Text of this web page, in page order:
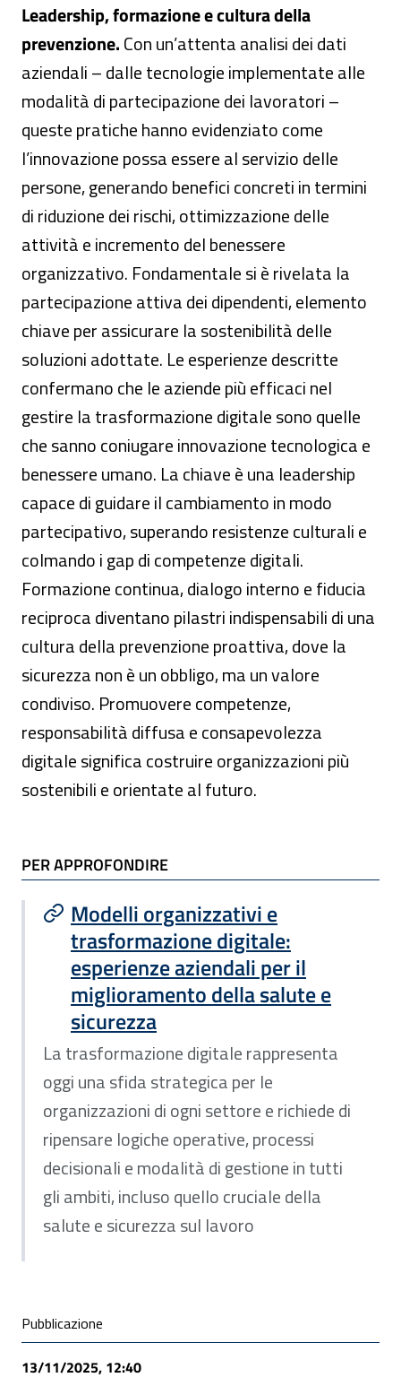
Leadership, formazione e cultura della
prevenzione.Con un’attenta analisi dei dati
aziendali – dalle tecnologie implementate alle
modalità di partecipazione dei lavoratori –
queste pratiche hanno evidenziato come
l’innovazione possa essere al servizio delle
persone, generando benefici concreti in termini
di riduzione dei rischi, ottimizzazione delle
attività e incremento del benessere
organizzativo. Fondamentale si è rivelata la
partecipazione attiva dei dipendenti, elemento
chiave per assicurare la sostenibilità delle
soluzioni adottate. Le esperienze descritte
confermano che le aziende più efficaci nel
gestire la trasformazione digitale sono quelle
che sanno coniugare innovazione tecnologica e
benessere umano. La chiave è una leadership
capace di guidare il cambiamento in modo
partecipativo, superando resistenze culturali e
colmando i gap di competenze digitali.
Formazione continua, dialogo interno e fiducia
reciproca diventano pilastri indispensabili di una
cultura della prevenzione proattiva, dove la
sicurezza non è un obbligo, ma un valore
condiviso. Promuovere competenze,
responsabilità diffusa e consapevolezza
digitale significa costruire organizzazioni più
sostenibili e orientate al futuro.
TI POTREBBE INTERESSARE
PER APPROFONDIRE
Modelli organizzativi e
trasformazione digitale:
esperienze aziendali per il
miglioramento della salute e
sicurezza
La trasformazione digitale rappresenta
oggi una sfida strategica per le
organizzazioni di ogni settore e richiede di
ripensare logiche operative, processi
decisionali e modalità di gestione in tutti
gli ambiti, incluso quello cruciale della
salute e sicurezza sul lavoro
Condivisione social
Pubblicazione
13/11/2025, 12:40